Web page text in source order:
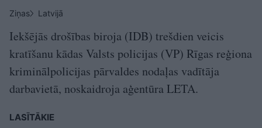
Ziņas
Latvijā
Iekšējās drošības biroja (IDB) trešdien veicis
kratīšanu kādas Valsts policijas (VP) Rīgas reģiona
kriminālpolicijas pārvaldes nodaļas vadītāja
darbavietā, noskaidroja aģentūra LETA.
LASĪTĀKIE